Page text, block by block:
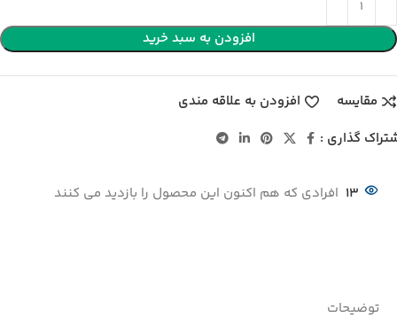
افزودن به سبد خرید
مقایسه
افزودن به علاقه مندی
گذاری :
13 افرادی که هم اکنون این محصول را بازدید می کنند
توضیحات